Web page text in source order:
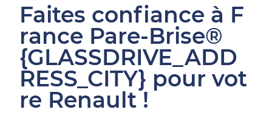
Faites confiance à F
rance Pare-Brise®
{GLASSDRIVE_ADD
RESS_CITY} pour vot
re Renault !